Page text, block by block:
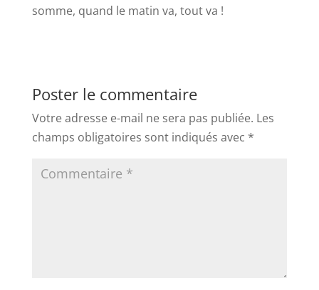
somme, quand le matin va, tout va !
Poster le commentaire
Votre adresse e-mail ne sera pas publiée. Les
champs obligatoires sont indiqués avec *